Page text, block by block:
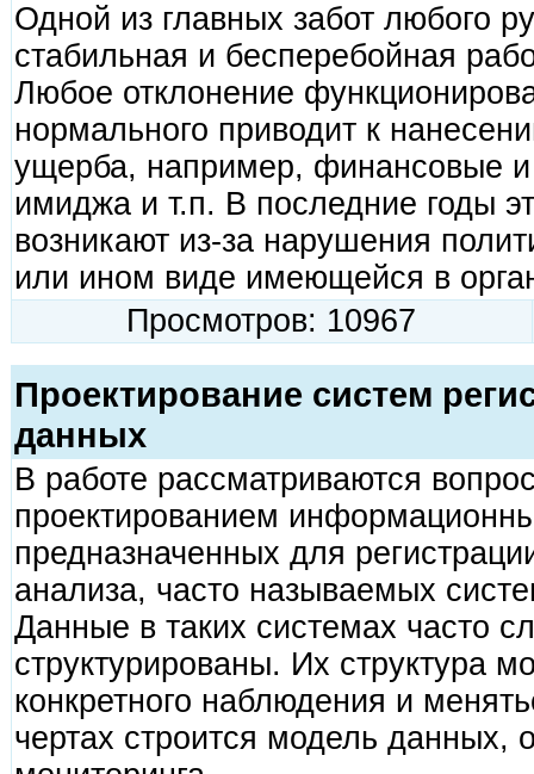
Одной из главных забот любого
стабильная и бесперебойная
Любое отклонение
нормального приводит к
ущерба, например, финансовые
имиджа и т.п. В последние годы
возникают из-за нарушения
или ином виде имеющейся в
Просмотров: 10967
Проектирование систем
данных
В работе рассматриваются
проектированием
предназначенных для
анализа, часто называемых
Данные в таких системах часто
структурированы. Их структура
конкретного наблюдения и
чертах строится модель данных,